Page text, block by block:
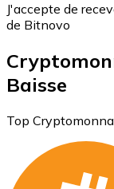
J'accepte de
de Bitnovo
Baisse
Top